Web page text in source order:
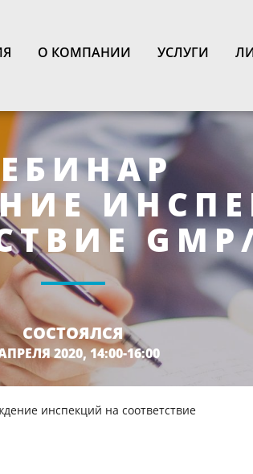
О КОМПАНИИ УСЛУГИ
СОСТОЯЛСЯ
2020, 14:00-16:00
инспекций на соответствие